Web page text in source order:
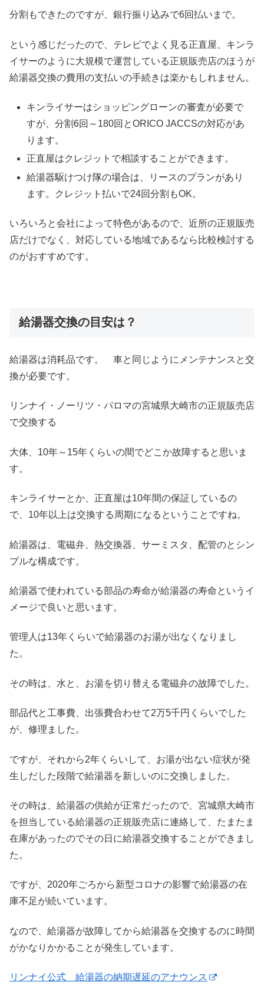
分割もできたのですが、銀行振り込みで6回払いまで。
という感じだったので、テレビでよく見る正直屋、キンラ
イサーのように大規模で運営している正規販売店のほうが
給湯器交換の費用の支払いの手続きは楽かもしれません。
キンライサーはショッピングローンの審査が必要で
すが、分割6回～180回とORICO JACCSの対応があ
ります。
正直屋はクレジットで相談することができます。
給湯器駆けつけ隊の場合は、リースのプランがあり
ます。クレジット払いで24回分割もOK。
いろいろと会社によって特色があるので、近所の正規販売
店だけでなく、対応している地域であるなら比較検討する
のがおすすめです。
給湯器交換の目安は？
給湯器は消耗品です。 車と同じようにメンテナンスと交
換が必要です。
リンナイ・ノーリツ・パロマの宮城県大崎市の正規販売店
で交換する
大体、10年～15年くらいの間でどこか故障すると思いま
す。
キンライサーとか、正直屋は10年間の保証しているの
で、10年以上は交換する周期になるということですね。
給湯器は、電磁弁、熱交換器、サーミスタ、配管のとシン
プルな構成です。
給湯器で使われている部品の寿命が給湯器の寿命というイ
メージで良いと思います。
管理人は13年くらいで給湯器のお湯が出なくなりまし
た。
その時は、水と、お湯を切り替える電磁弁の故障でした。
部品代と工事費、出張費合わせて2万5千円くらいでした
が、修理ました。
ですが、それから2年くらいして、お湯が出ない症状が発
生しだした段階で給湯器を新しいのに交換しました。
その時は、給湯器の供給が正常だったので、宮城県大崎市
を担当している給湯器の正規販売店に連絡して、たまたま
在庫があったのでその日に給湯器交換することができまし
た。
ですが、2020年ごろから新型コロナの影響で給湯器の在
庫不足が続いています。
なので、給湯器が故障してから給湯器を交換するのに時間
がかなりかかることが発生しています。
リンナイ公式 給湯器の納期遅延のアナウンス